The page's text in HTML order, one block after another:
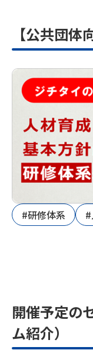
【公共団
#研修体系
開催予定の
ム紹介）